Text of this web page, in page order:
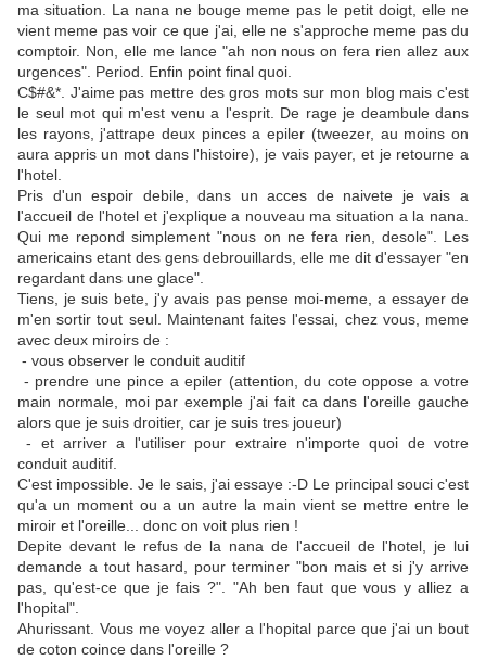
ma situation. La nana ne bouge meme pas le petit doigt, elle ne
vient meme pas voir ce que j'ai, elle ne s'approche meme pas du
comptoir. Non, elle me lance "ah non nous on fera rien allez aux
urgences". Period. Enfin point final quoi.
C$#&*. J'aime pas mettre des gros mots sur mon blog mais c'est
le seul mot qui m'est venu a l'esprit. De rage je deambule dans
les rayons, j'attrape deux pinces a epiler (tweezer, au moins on
aura appris un mot dans l'histoire), je vais payer, et je retourne a
l'hotel.
Pris d'un espoir debile, dans un acces de naivete je vais a
l'accueil de l'hotel et j'explique a nouveau ma situation a la nana.
Qui me repond simplement "nous on ne fera rien, desole". Les
americains etant des gens debrouillards, elle me dit d'essayer "en
regardant dans une glace".
Tiens, je suis bete, j'y avais pas pense moi-meme, a essayer de
m'en sortir tout seul. Maintenant faites l'essai, chez vous, meme
avec deux miroirs de :
- vous observer le conduit auditif
- prendre une pince a epiler (attention, du cote oppose a votre
main normale, moi par exemple j'ai fait ca dans l'oreille gauche
alors que je suis droitier, car je suis tres joueur)
- et arriver a l'utiliser pour extraire n'importe quoi de votre
conduit auditif.
C'est impossible. Je le sais, j'ai essaye :-D Le principal souci c'est
qu'a un moment ou a un autre la main vient se mettre entre le
miroir et l'oreille... donc on voit plus rien !
Depite devant le refus de la nana de l'accueil de l'hotel, je lui
demande a tout hasard, pour terminer "bon mais et si j'y arrive
pas, qu'est-ce que je fais ?". "Ah ben faut que vous y alliez a
l'hopital".
Ahurissant. Vous me voyez aller a l'hopital parce que j'ai un bout
de coton coince dans l'oreille ?